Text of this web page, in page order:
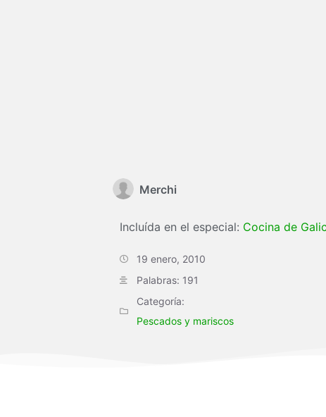
Merchi
Incluída en el especial: Cocina de
19 enero, 2010
Palabras: 191
Categoría:
Pescados y mariscos